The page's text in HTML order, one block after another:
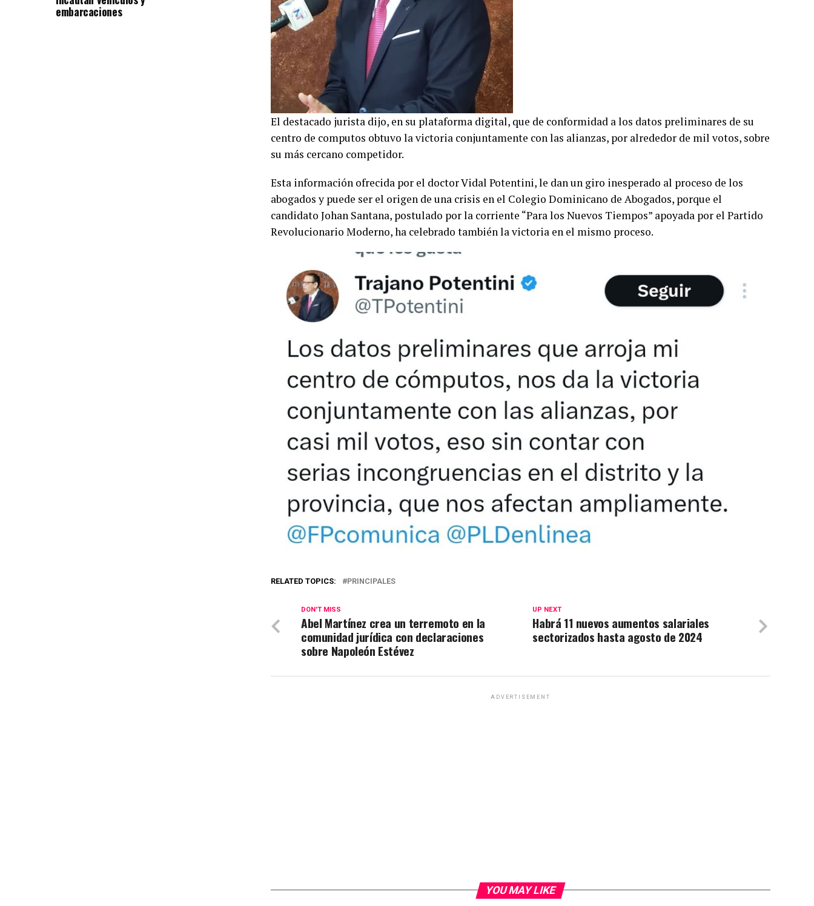
embarcaciones
El destacado jurista dijo, en su plataforma digital, que de conformidad a los datos preliminares de su
centro de computos obtuvo la victoria conjuntamente con las alianzas, por alrededor de mil votos, sobre
su más cercano competidor.
Esta información ofrecida por el doctor Vidal Potentini, le dan un giro inesperado al proceso de los
abogados y puede ser el origen de una crisis en el Colegio Dominicano de Abogados, porque el
candidato Johan Santana, postulado por la corriente “Para los Nuevos Tiempos” apoyada por el Partido
Revolucionario Moderno, ha celebrado también la victoria en el mismo proceso.
RELATED TOPICS: PRINCIPALES
UP NEXT
Habrá 11 nuevos aumentos salariales
sectorizados hasta agosto de 2024
DON'T MISS
Abel Martínez crea un terremoto en la
comunidad jurídica con declaraciones
sobre Napoleón Estévez
ADVERTISEMENT
YOU MAY LIKE